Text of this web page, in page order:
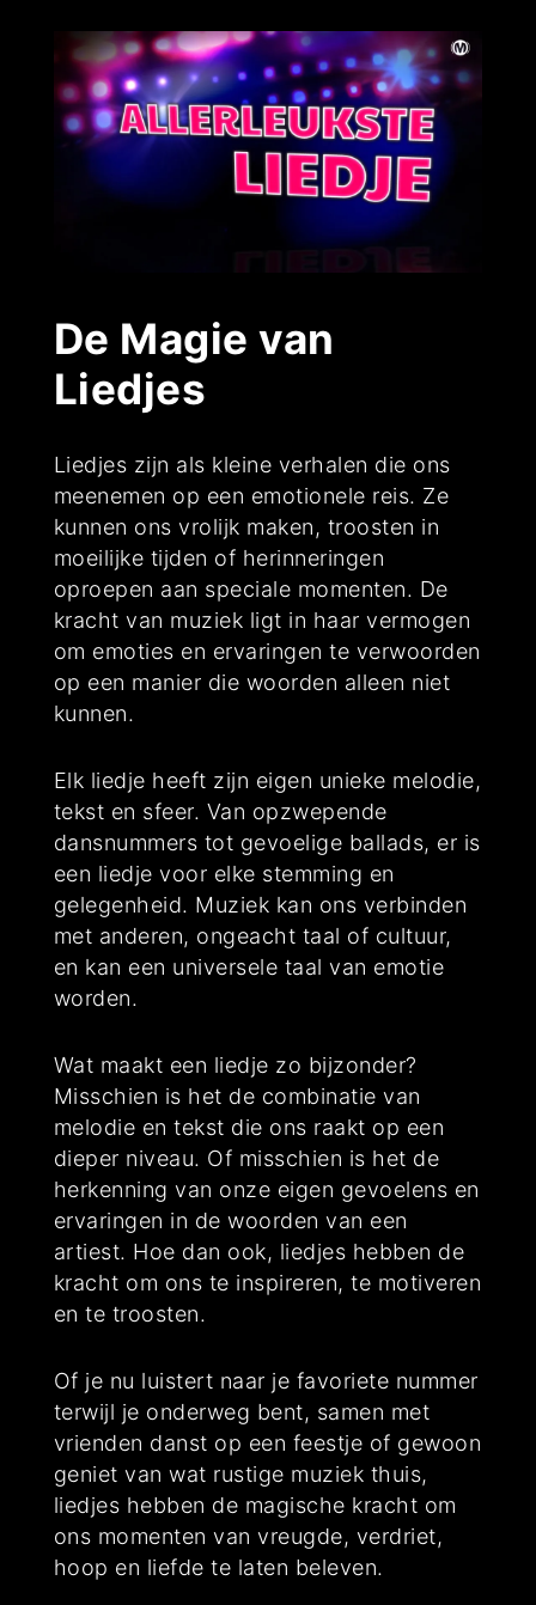
De Magie van
Liedjes
Liedjes zijn als kleine verhalen die ons
meenemen op een emotionele reis. Ze
kunnen ons vrolijk maken, troosten in
moeilijke tijden of herinneringen
oproepen aan speciale momenten. De
kracht van muziek ligt in haar vermogen
om emoties en ervaringen te verwoorden
op een manier die woorden alleen niet
kunnen.
Elk liedje heeft zijn eigen unieke melodie,
tekst en sfeer. Van opzwepende
dansnummers tot gevoelige ballads, er is
een liedje voor elke stemming en
gelegenheid. Muziek kan ons verbinden
met anderen, ongeacht taal of cultuur,
en kan een universele taal van emotie
worden.
Wat maakt een liedje zo bijzonder?
Misschien is het de combinatie van
melodie en tekst die ons raakt op een
dieper niveau. Of misschien is het de
herkenning van onze eigen gevoelens en
ervaringen in de woorden van een
artiest. Hoe dan ook, liedjes hebben de
kracht om ons te inspireren, te motiveren
en te troosten.
Of je nu luistert naar je favoriete nummer
terwijl je onderweg bent, samen met
vrienden danst op een feestje of gewoon
geniet van wat rustige muziek thuis,
liedjes hebben de magische kracht om
ons momenten van vreugde, verdriet,
hoop en liefde te laten beleven.